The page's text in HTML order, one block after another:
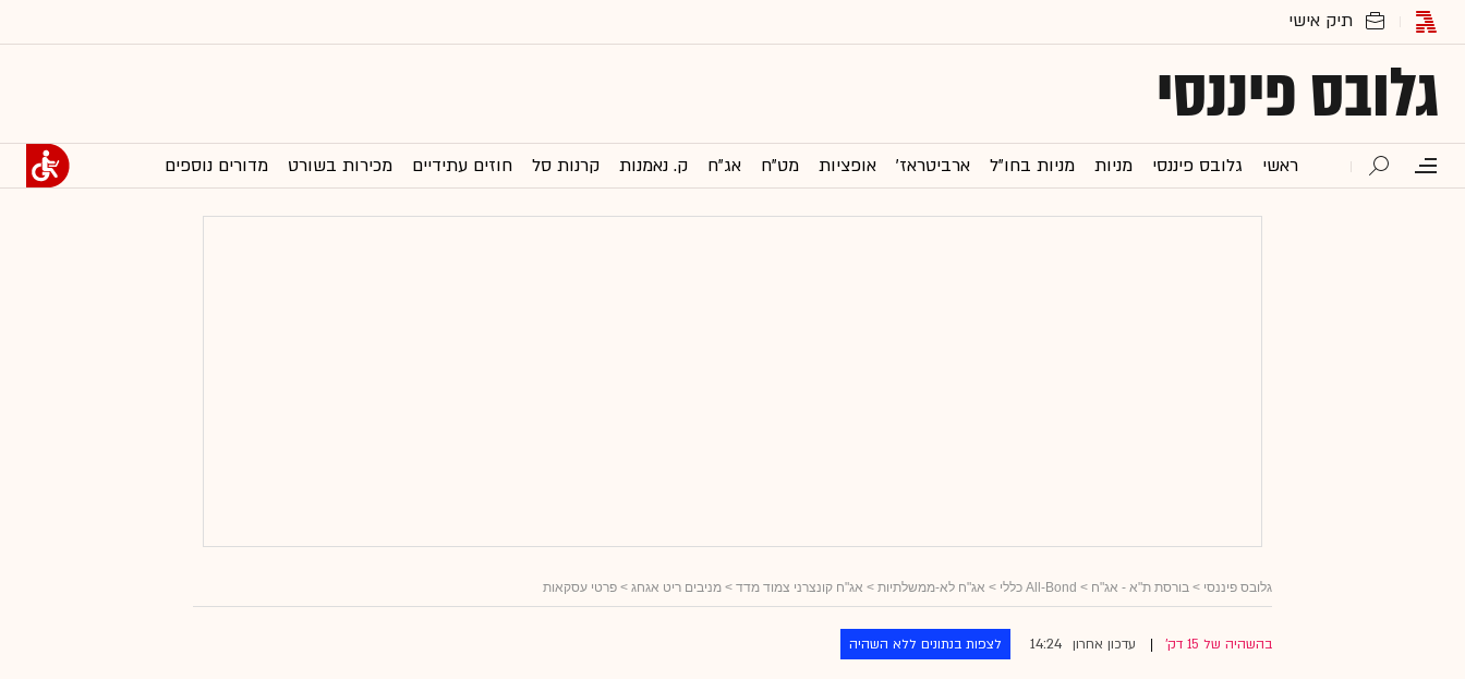
גלובס פיננסי
ראשי גלובס פיננסי מניות מניות בחו"ל ארביטראז' אופציות מט"ח אג"ח ק. נאמנות קרנות סל חוזים עתידיים מכירות בשורט מדורים נוספים
גלובס פיננסי > בורסת ת"א - אג"ח > All-Bond כללי > אג"ח לא-ממשלתיות > אג"ח קונצרני צמוד מדד > מניבים ריט אגחג > פרטי עסקאות
בהשהיה של 15 דק' עדכון אחרון 14:24 לצפות בנתונים ללא השהיה